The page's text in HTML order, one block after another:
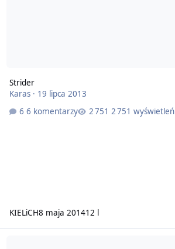
Strider
Karas · 19 lipca 2013
6 komentarzy
2 751 wyświetleń
KIELiCH8 maja 201412 l